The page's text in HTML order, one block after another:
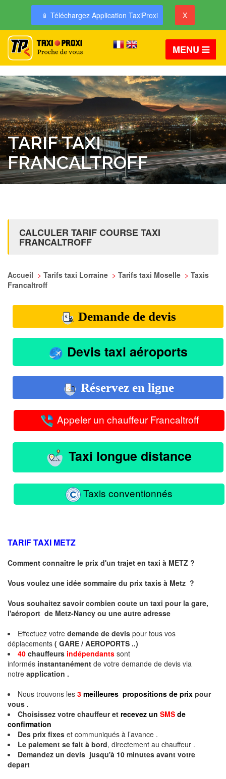
📱 Téléchargez Application TaxiProxi X
MENU
TARIF TAXI
FRANCALTROFF
CALCULER TARIF COURSE TAXI
FRANCALTROFF
Accueil > Tarifs taxi Lorraine > Tarifs taxi Moselle > Taxis
Francaltroff
Demande de devis
Devis taxi aéroports
Réservez en ligne
Appeler un chauffeur Francaltroff
Taxi longue distance
Taxis conventionnés
TARIF TAXI METZ
Comment connaître le prix d'un trajet en taxi à METZ ?
Vous voulez une idée sommaire du prix taxis à Metz ?
Vous souhaitez savoir combien coute un taxi pour la gare,
l'aéroport de Metz-Nancy ou une autre adresse
Effectuez votre demande de devis pour tous vos
déplacements ( GARE / AEROPORTS ..)
40 chauffeurs indépendants sont
informés instantanément de votre demande de devis via
notre application .
Nous trouvons les 3 meilleures propositions de prix pour
vous .
Choisissez votre chauffeur et recevez un SMS de
confirmation
Des prix fixes et communiqués à l’avance .
Le paiement se fait à bord, directement au chauffeur .
Demandez un devis jusqu'à 10 minutes avant votre
depart